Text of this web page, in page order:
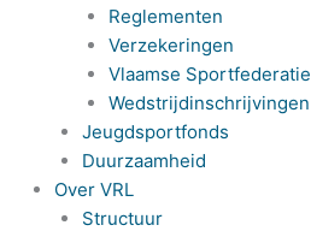
Reglementen
Verzekeringen
Vlaamse Sportfederatie
Wedstrijdinschrijvingen
Jeugdsportfonds
Duurzaamheid
Over VRL
Structuur